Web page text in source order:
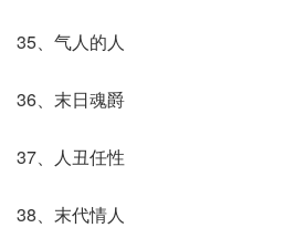
35、气人的人
36、末日魂爵
37、人丑任性
38、末代情人